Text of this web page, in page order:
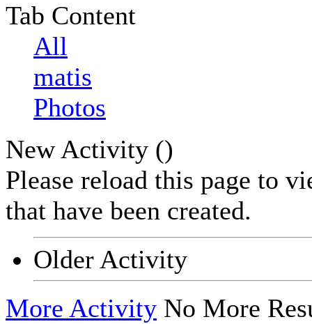
Tab Content
All
matis
Photos
New Activity ()
Please reload this page to
that have been created.
Older Activity
More Activity No More